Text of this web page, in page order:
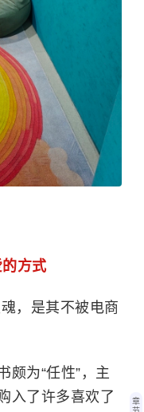
方式
，是其不被电商
颇为“任性”，主
入了许多喜欢了
章